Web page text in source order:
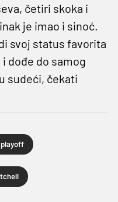
četiri skoka i
je imao i sinoć.
svoj status favorita
dođe do samog
sudeći, čekati
playoff